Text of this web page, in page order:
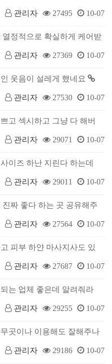
관리자
27495 10-07
정적으로 확실하게 케어받
관리자
27369 10-07
웃음이 설레게 했네요
관리자 27530 10-07
고 섹시하고 그냥 다 해버
관리자
29071 10-07
이즈 하난 지린다 하는데
관리자 29011 10-07
짜 좋다 하는 곳 공유해주
관리자 27564 10-07
피부 하얀 마사지사도 있
관리자 27687 10-07
는 업체 좋은데 알려줘라
관리자 29255 10-07
곳이나 이용해도 잘해주나
관리자 29186 10-07